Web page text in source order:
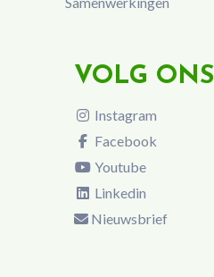
VOLG ONS
Instagram
Facebook
Youtube
Linkedin
Nieuwsbrief